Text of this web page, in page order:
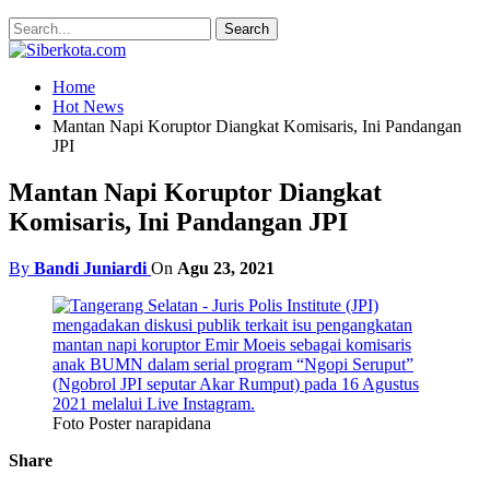
Home
Hot News
Mantan Napi Koruptor Diangkat Komisaris, Ini Pandangan
JPI
Mantan Napi Koruptor Diangkat
Komisaris, Ini Pandangan JPI
By Bandi Juniardi On Agu 23, 2021
Foto Poster narapidana
Share